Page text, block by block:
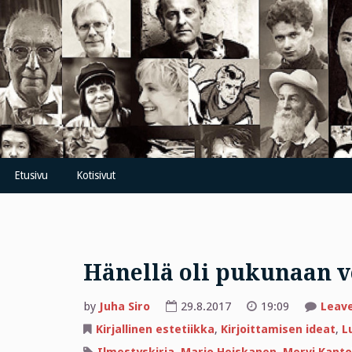
Skip
to
content
Etusivu Kotisivut
Hänellä oli pukunaan
by Juha Siro 29.8.2017 19:09
Kirjallinen estetiikka, Kirjoittamisen ideat,